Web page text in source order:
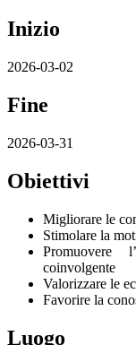
Inizio
2026-03-02
Fine
2026-03-31
Obiettivi
Migliorare le
Stimolare la
Promuovere
coinvolgente
Valorizzare le
Favorire la
Luogo